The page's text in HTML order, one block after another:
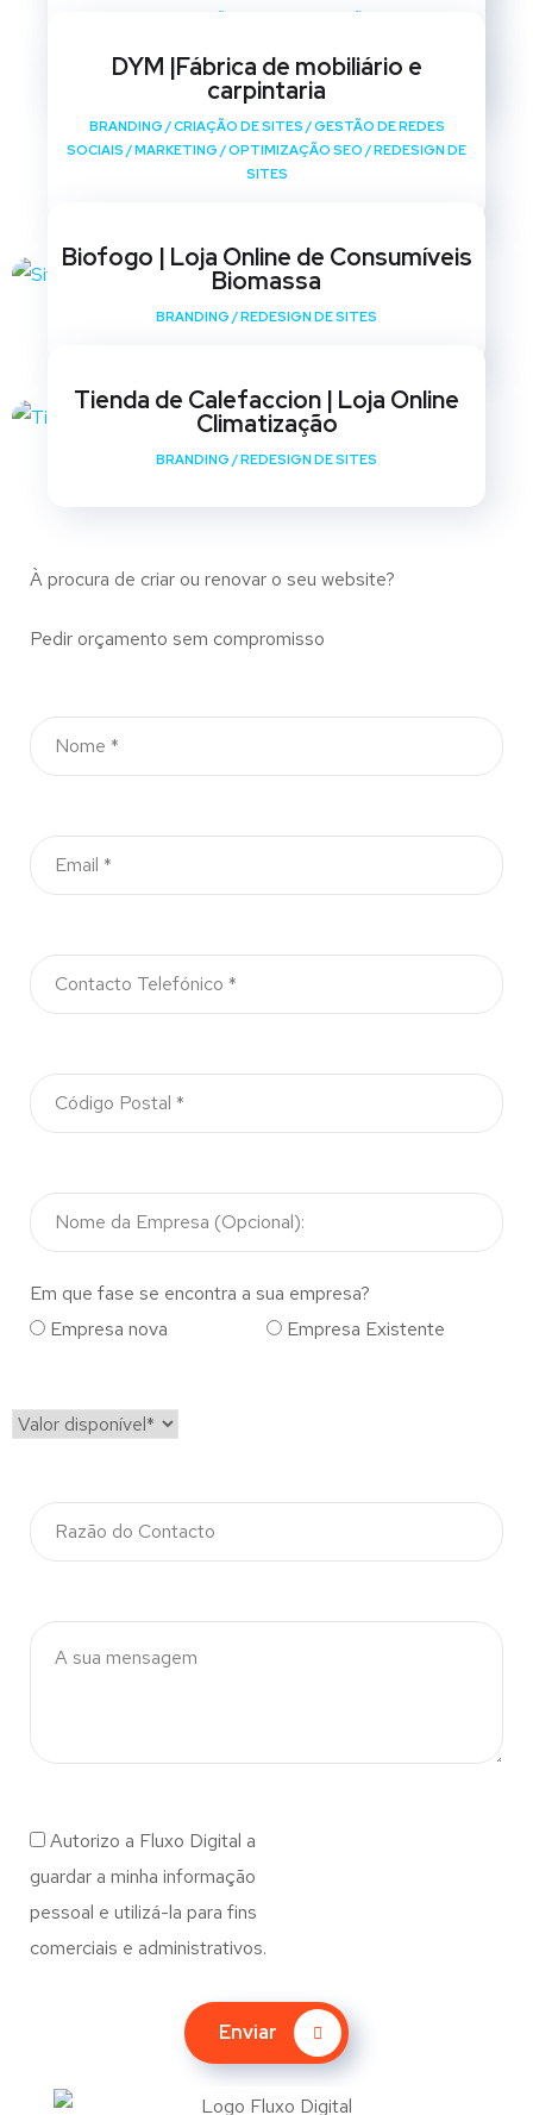
SITES
DYM |Fábrica de mobiliário e
carpintaria
BRANDING /CRIAÇÃO DE SITES /GESTÃO DE REDES
SOCIAIS /MARKETING /OPTIMIZAÇÃO SEO /REDESIGN DE
SITES
Biofogo | Loja Online de Consumíveis
Biomassa
BRANDING /REDESIGN DE SITES
Tienda de Calefaccion | Loja Online
Climatização
BRANDING /REDESIGN DE SITES
À procura de criar ou renovar o seu website?
Pedir orçamento sem compromisso
Em que fase se encontra a sua empresa?
Empresa nova
Empresa Existente
Autorizo a Fluxo Digital a
guardar a minha informação
pessoal e utilizá-la para fins
comerciais e administrativos.
Enviar